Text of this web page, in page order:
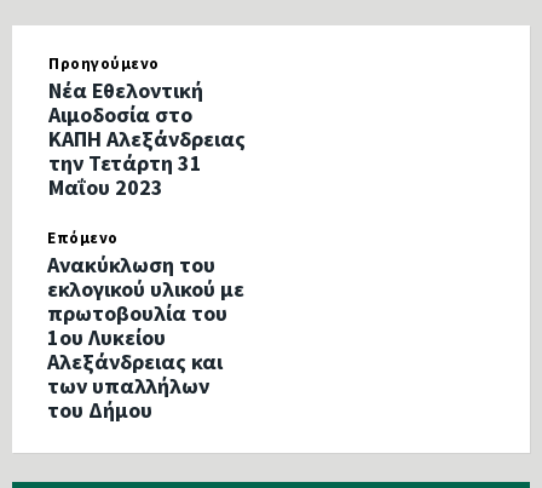
Προηγούμενο
Νέα Εθελοντική
Αιμοδοσία στο
ΚΑΠΗ Αλεξάνδρειας
την Τετάρτη 31
Μαΐου 2023
Επόμενο
Ανακύκλωση του
εκλογικού υλικού με
πρωτοβουλία του
1ου Λυκείου
Αλεξάνδρειας και
των υπαλλήλων
του Δήμου